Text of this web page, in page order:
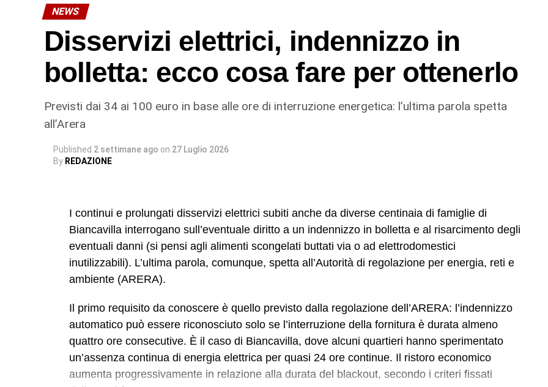
per la riparazione è complessivamente di 24 ore.
© RIPRODUZIONE RISERVATA
NEWS
Disservizi elettrici, indennizzo in
bolletta: ecco cosa fare per ottenerlo
Previsti dai 34 ai 100 euro in base alle ore di interruzione energetica: l’ultima parola spetta
all’Arera
Published 2 settimane ago on 27 Luglio 2026
By REDAZIONE
I continui e prolungati disservizi elettrici subiti anche da diverse centinaia di famiglie di
Biancavilla interrogano sull’eventuale diritto a un indennizzo in bolletta e al risarcimento degli
eventuali danni (si pensi agli alimenti scongelati buttati via o ad elettrodomestici
inutilizzabili). L’ultima parola, comunque, spetta all’Autorità di regolazione per energia, reti e
ambiente (ARERA).
Il primo requisito da conoscere è quello previsto dalla regolazione dell’ARERA: l’indennizzo
automatico può essere riconosciuto solo se l’interruzione della fornitura è durata almeno
quattro ore consecutive. È il caso di Biancavilla, dove alcuni quartieri hanno sperimentato
un’assenza continua di energia elettrica per quasi 24 ore continue. Il ristoro economico
aumenta progressivamente in relazione alla durata del blackout, secondo i criteri fissati